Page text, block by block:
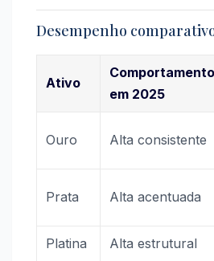
Desempenho
Ativo
Comportamento
em 2025
Ouro Alta consistente
Prata Alta acentuada
Platina Alta estrutural